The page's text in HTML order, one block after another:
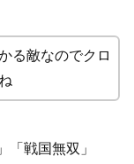
る敵なのでクロ
戦国無双」